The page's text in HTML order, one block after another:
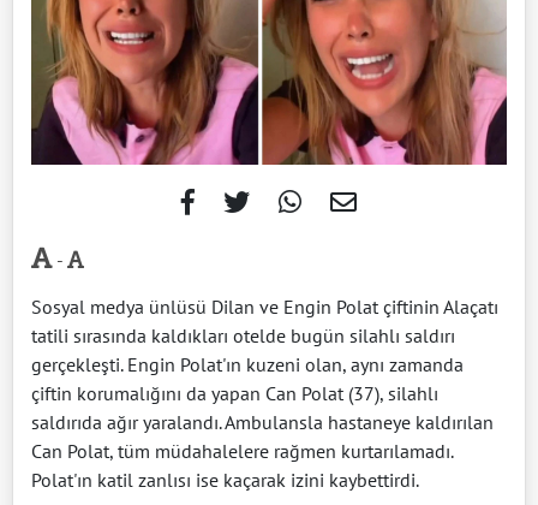
-
Sosyal medya ünlüsü Dilan ve Engin Polat çiftinin Alaçatı
tatili sırasında kaldıkları otelde bugün silahlı saldırı
gerçekleşti. Engin Polat'ın kuzeni olan, aynı zamanda
çiftin korumalığını da yapan Can Polat (37), silahlı
saldırıda ağır yaralandı. Ambulansla hastaneye kaldırılan
Can Polat, tüm müdahalelere rağmen kurtarılamadı.
Polat'ın katil zanlısı ise kaçarak izini kaybettirdi.